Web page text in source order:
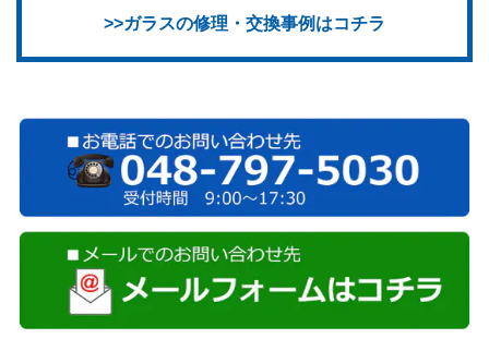
>>ガラスの修理・交換事例はコチラ